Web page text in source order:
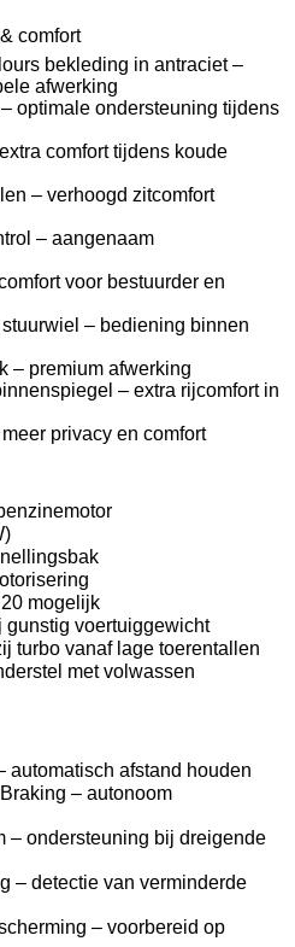
comfort
bekleding in antraciet –
afwerking
optimale ondersteuning tijdens
comfort tijdens koude
– verhoogd zitcomfort
– aangenaam
voor bestuurder en
– bediening binnen
– premium afwerking
– extra rijcomfort in
privacy en comfort
mogelijk
voertuiggewicht
turbo vanaf lage toerentallen
met volwassen
automatisch afstand houden
– autonoom
– ondersteuning bij dreigende
– detectie van verminderde
– voorbereid op